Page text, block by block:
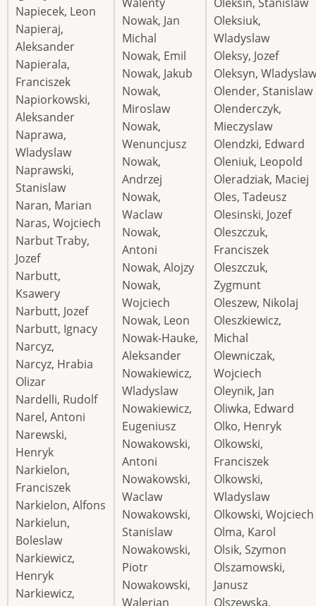
Napiecek, Leon
Napieraj,
Aleksander
Napierala,
Franciszek
Napiorkowski,
Aleksander
Naprawa,
Wladyslaw
Naprawski,
Stanislaw
Naran, Marian
Naras, Wojciech
Narbut Traby,
Jozef
Narbutt,
Ksawery
Narbutt, Jozef
Narbutt, Ignacy
Narcyz,
Narcyz, Hrabia
Olizar
Nardelli, Rudolf
Narel, Antoni
Narewski,
Henryk
Narkielon,
Franciszek
Narkielon, Alfons
Narkielun,
Boleslaw
Narkiewicz,
Henryk
Narkiewicz,
Nowak, Jan
Michal
Nowak, Emil
Nowak, Jakub
Nowak,
Miroslaw
Nowak,
Wenuncjusz
Nowak,
Andrzej
Nowak,
Waclaw
Nowak,
Antoni
Nowak, Alojzy
Nowak,
Wojciech
Nowak, Leon
Nowak-Hauke,
Aleksander
Nowakiewicz,
Wladyslaw
Nowakiewicz,
Eugeniusz
Nowakowski,
Antoni
Nowakowski,
Waclaw
Nowakowski,
Stanislaw
Nowakowski,
Piotr
Nowakowski,
Walerian
Oleksiuk,
Wladyslaw
Oleksy, Jozef
Oleksyn, Wladyslaw
Olender, Stanislaw
Olenderczyk,
Mieczyslaw
Olendzki, Edward
Oleniuk, Leopold
Oleradziak, Maciej
Oles, Tadeusz
Olesinski, Jozef
Oleszczuk,
Franciszek
Oleszczuk,
Zygmunt
Oleszew, Nikolaj
Oleszkiewicz,
Michal
Olewniczak,
Wojciech
Oleynik, Jan
Oliwka, Edward
Olko, Henryk
Olkowski,
Franciszek
Olkowski,
Wladyslaw
Olkowski, Wojciech
Olma, Karol
Olsik, Szymon
Olszamowski,
Janusz
Olszewska,